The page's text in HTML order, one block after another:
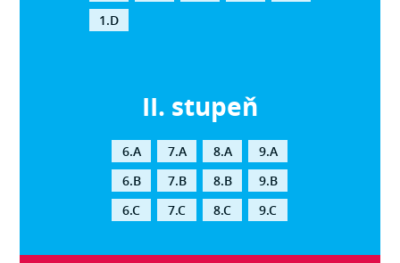
1.D
II. stupeň
6.A
6.B
6.C
7.A
7.B
7.C
8.A
8.B
8.C
9.A
9.B
9.C